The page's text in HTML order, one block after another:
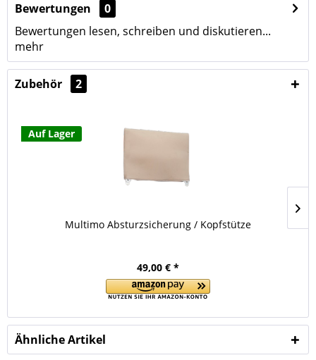
Bewertungen
0
Bewertungen lesen, schreiben und diskutieren...
mehr
Zubehör 2
Auf Lager
Multimo Absturzsicherung / Kopfstütze
49,00 € *
Ähnliche Artikel